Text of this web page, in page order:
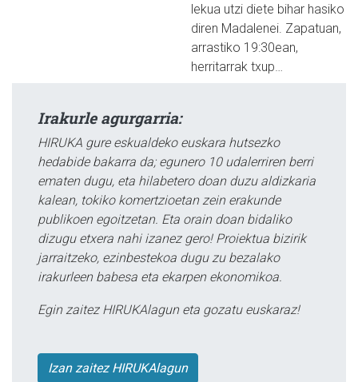
lekua utzi diete bihar hasiko
diren Madalenei. Zapatuan,
arrastiko 19:30ean,
herritarrak txup…
Irakurle agurgarria:
HIRUKA gure eskualdeko euskara hutsezko
hedabide bakarra da; egunero 10 udalerriren berri
ematen dugu, eta hilabetero doan duzu aldizkaria
kalean, tokiko komertzioetan zein erakunde
publikoen egoitzetan. Eta orain doan bidaliko
dizugu etxera nahi izanez gero! Proiektua bizirik
jarraitzeko, ezinbestekoa dugu zu bezalako
irakurleen babesa eta ekarpen ekonomikoa.
Egin zaitez HIRUKAlagun eta gozatu euskaraz!
Izan zaitez HIRUKAlagun